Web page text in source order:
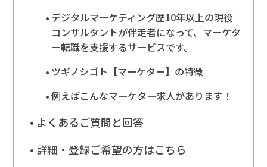
デジタルマーケティング歴10年以上の現役
コンサルタントが伴走者になって、マーケタ
ー転職を支援するサービスです。
ツギノシゴト【マーケター】の特徴
例えばこんなマーケター求人があります！
よくあるご質問と回答
詳細・登録ご希望の方はこちら